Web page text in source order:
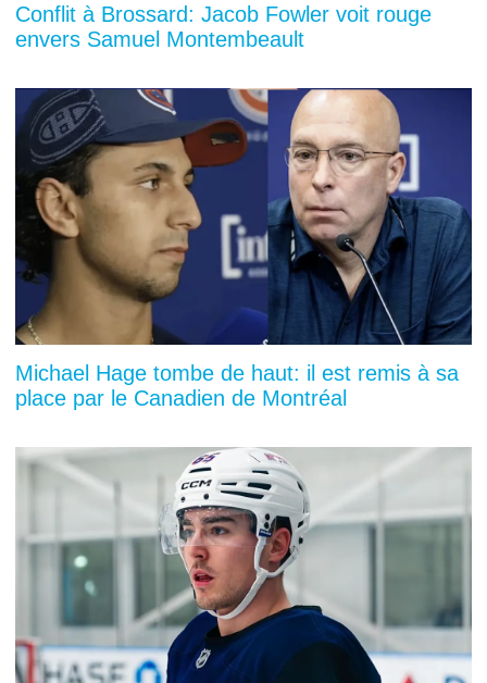
Conflit à Brossard: Jacob Fowler voit rouge
envers Samuel Montembeault
Michael Hage tombe de haut: il est remis à sa
place par le Canadien de Montréal